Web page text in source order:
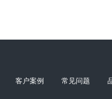
客户案例 常见问题